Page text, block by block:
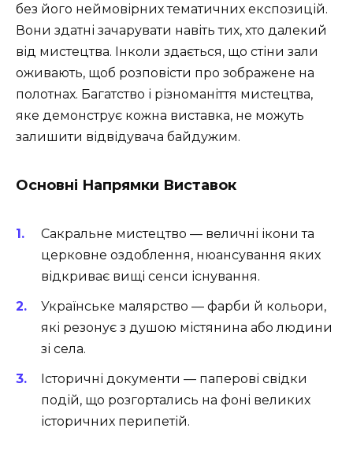
без його неймовірних тематичних експозицій.
Вони здатні зачарувати навіть тих, хто далекий
від мистецтва. Інколи здається, що стіни зали
оживають, щоб розповісти про зображене на
полотнах. Багатство і різноманіття мистецтва,
яке демонструє кожна виставка, не можуть
залишити відвідувача байдужим.
Основні Напрямки Виставок
Сакральне мистецтво — величні ікони та
церковне оздоблення, нюансування яких
відкриває вищі сенси існування.
Українське малярство — фарби й кольори,
які резонує з душою містянина або людини
зі села.
Історичні документи — паперові свідки
подій, що розгортались на фоні великих
історичних перипетій.